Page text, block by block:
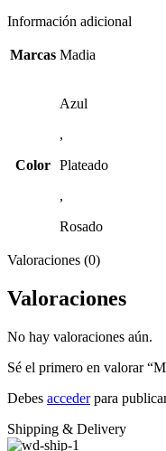
Información adicional
Marcas Madia
Color
Azul
,
Plateado
,
Rosado
Valoraciones (0)
Valoraciones
No hay valoraciones aún.
Sé el primero en valorar
Debes accederpara
Shipping & Delivery